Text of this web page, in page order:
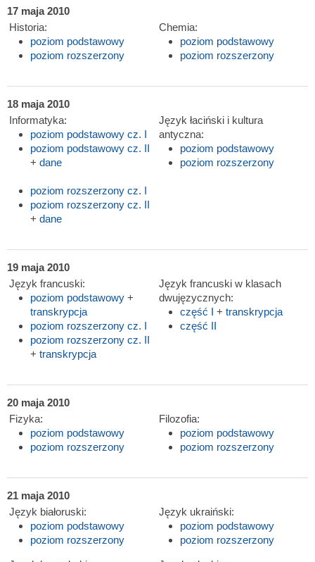
17 maja 2010
Historia:
poziom podstawowy
poziom rozszerzony
Chemia:
poziom podstawowy
poziom rozszerzony
18 maja 2010
Informatyka:
poziom podstawowy cz. I
poziom podstawowy cz. II
+ dane
poziom rozszerzony cz. I
poziom rozszerzony cz. II
+ dane
Język łaciński i kultura
antyczna:
poziom podstawowy
poziom rozszerzony
19 maja 2010
Język francuski:
poziom podstawowy +
transkrypcja
poziom rozszerzony cz. I
poziom rozszerzony cz. II
+ transkrypcja
Język francuski w klasach
dwujęzycznych:
część I + transkrypcja
część II
20 maja 2010
Fizyka:
poziom podstawowy
poziom rozszerzony
Filozofia:
poziom podstawowy
poziom rozszerzony
21 maja 2010
Język białoruski:
poziom podstawowy
poziom rozszerzony
Język ukraiński:
poziom podstawowy
poziom rozszerzony